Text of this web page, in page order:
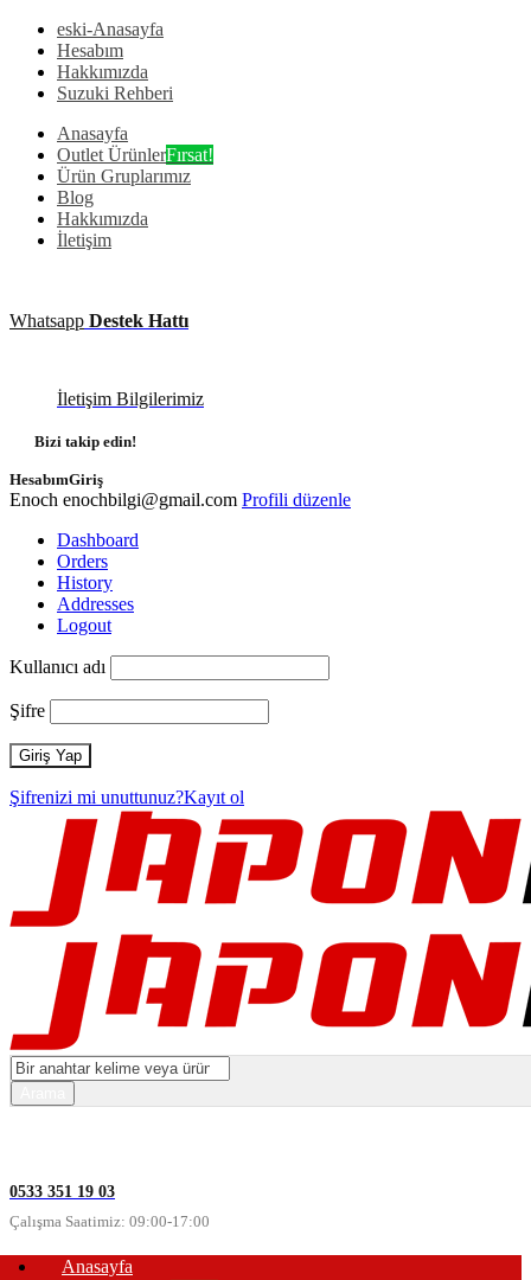
eski-Anasayfa
Hesabım
Hakkımızda
Suzuki Rehberi
Anasayfa
Outlet ÜrünlerFırsat!
Ürün Gruplarımız
Blog
Hakkımızda
İletişim
Whatsapp Destek Hattı
İletişim Bilgilerimiz
Bizi takip edin!
HesabımGiriş
Enoch enochbilgi@gmail.com Profili düzenle
Dashboard
Orders
History
Addresses
Logout
Kullanıcı adı
Şifre
Şifrenizi mi unuttunuz?Kayıt ol
0533 351 19 03
Çalışma Saatimiz: 09:00-17:00
Anasayfa